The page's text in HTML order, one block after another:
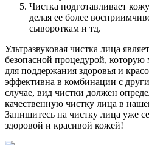
Чистка подготавливает
делая ее более
сывороткам и тд.
Ультразвуковая чистка лица
безопасной процедурой,
для поддержания здоровья и
эффективна в комбинации с
случае, вид чистки должен
качественную чистку лица в
Запишитесь на чистку лица уже
здоровой и красивой кожей!